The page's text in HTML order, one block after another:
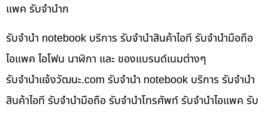
แพค รับจำนำก
รับจำนำ notebook บริการ รับจำนำสินค้าไอที รับจำนำมือถือ
ไอแพค ไอโฟน นาฬิกา และ ของแบรนด์เนมต่างๆ
รับจํานําแจ้งวัฒนะ.com รับจำนำ notebook บริการ รับจำนำ
สินค้าไอที รับจำนำมือถือ รับจำนำโทรศัพท์ รับจำนำไอแพค รับ